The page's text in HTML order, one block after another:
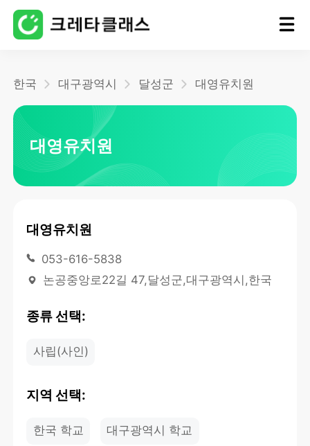
한국 대구광역시 달성군 대영유치원
대영유치원
대영유치원
053-616-5838
논공중앙로22길 47,달성군,대구광역시,한국
종류 선택:
사립(사인)
지역 선택:
한국 학교 대구광역시 학교